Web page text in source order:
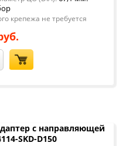
крепежа не требуется
с направляющей
SKD-D150